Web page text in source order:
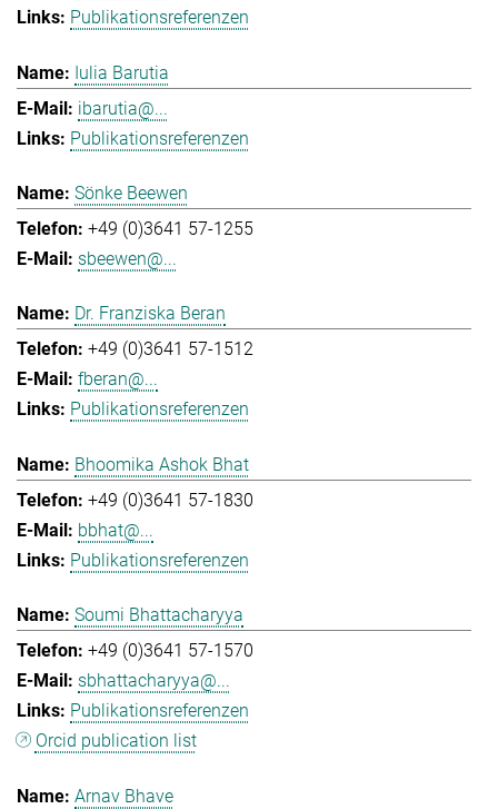
Publikationsreferenzen
Iulia Barutia
ibarutia@...
Publikationsreferenzen
Sönke Beewen
+49 (0)3641 57-1255
sbeewen@...
Dr. Franziska Beran
+49 (0)3641 57-1512
fberan@...
Publikationsreferenzen
Bhoomika Ashok Bhat
+49 (0)3641 57-1830
bbhat@...
Publikationsreferenzen
Soumi Bhattacharyya
+49 (0)3641 57-1570
sbhattacharyya@...
Publikationsreferenzen
Orcid publication list
Arnav Bhave